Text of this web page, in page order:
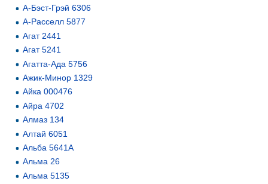
А-Бэст-Грэй 6306
А-Расселл 5877
Агат 2441
Агат 5241
Агатта-Ада 5756
Ажик-Минор 1329
Айка 000476
Айра 4702
Алмаз 134
Алтай 6051
Альба 5641А
Альма 26
Альма 5135